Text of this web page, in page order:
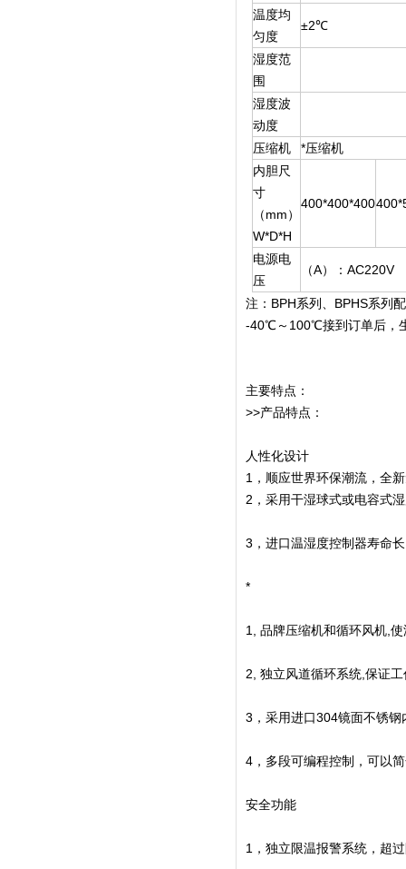
温度均
匀度
±2℃
湿度范
围
湿度波
动度
压缩机
*压缩机
内胆尺
寸
（mm）
W*D*H
400*400*400
电源电
压
（A）：
注：BPH系列、BPHS系列
-40℃～100℃接到订单后，
主要特点：
>>产品特点：
人性化设计
1，顺应世界环保潮流，全
2，采用干湿球式或电容式
3，进口温湿度控制器寿命
*
1, 品牌压缩机和循环风机,
2, 独立风道循环系统,保证
3，采用进口304镜面不锈
4，多段可编程控制，可以
安全功能
1，独立限温报警系统，超